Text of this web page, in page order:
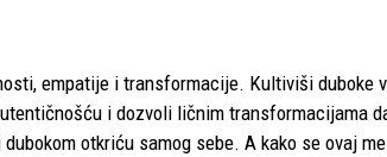
empatije i transformacije. Kultiviši duboke
i dozvoli ličnim transformacijama
otkriću samog sebe. A kako se ovaj